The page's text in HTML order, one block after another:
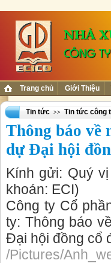
Trang chủ Giới Thiệu
Tin tức >> Tin tức công
Thông báo về
dự Đại hội
Kính gửi: Quý
khoán: ECI)
Công ty Cổ
ty: Thông báo
Đại hội đồng cổ
/Pictures/